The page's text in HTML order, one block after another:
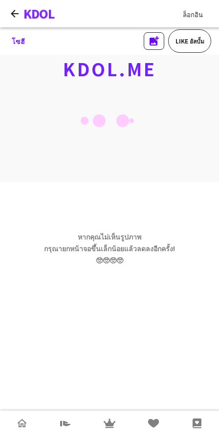
KDOL ล็อกอิน
โซฮี LIKE อัลบั้ม
KDOL.ME
หากคุณไม่เห็นรูปภาพ
กรุณายกหน้าจอขึ้นเล็กน้อยแล้วลดลงอีกครั้ง!
🥺🥺🥺🥺